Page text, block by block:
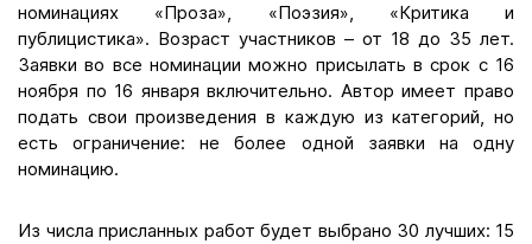
номинациях «Проза», «Поэзия», «Критика и
публицистика». Возраст участников – от 18 до 35 лет.
Заявки во все номинации можно присылать в срок с 16
ноября по 16 января включительно. Автор имеет право
подать свои произведения в каждую из категорий, но
есть ограничение: не более одной заявки на одну
номинацию.
Из числа присланных работ будет выбрано 30 лучших: 15